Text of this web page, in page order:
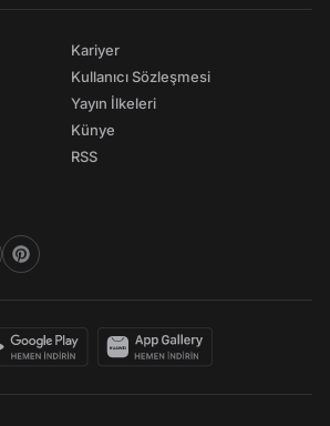
Kariyer
Kullanıcı Sözleşmesi
Yayın İlkeleri
Künye
RSS